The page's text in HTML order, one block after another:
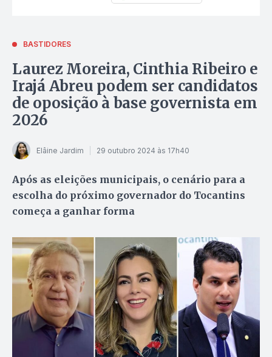
BASTIDORES
Laurez Moreira, Cinthia Ribeiro e
Irajá Abreu podem ser candidatos
de oposição à base governista em
2026
Elâine Jardim 29 outubro 2024 às 17h40
Após as eleições municipais, o cenário para a
escolha do próximo governador do Tocantins
começa a ganhar forma